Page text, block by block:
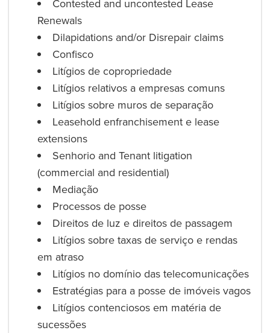
Contested and uncontested Lease
Renewals
Dilapidations and/or Disrepair claims
Confisco
Litígios de copropriedade
Litígios relativos a empresas comuns
Litígios sobre muros de separação
Leasehold enfranchisement e lease
extensions
Senhorio and Tenant litigation
(commercial and residential)
Mediação
Processos de posse
Direitos de luz e direitos de passagem
Litígios sobre taxas de serviço e rendas
em atraso
Litígios no domínio das telecomunicações
Estratégias para a posse de imóveis vagos
Litígios contenciosos em matéria de
sucessões